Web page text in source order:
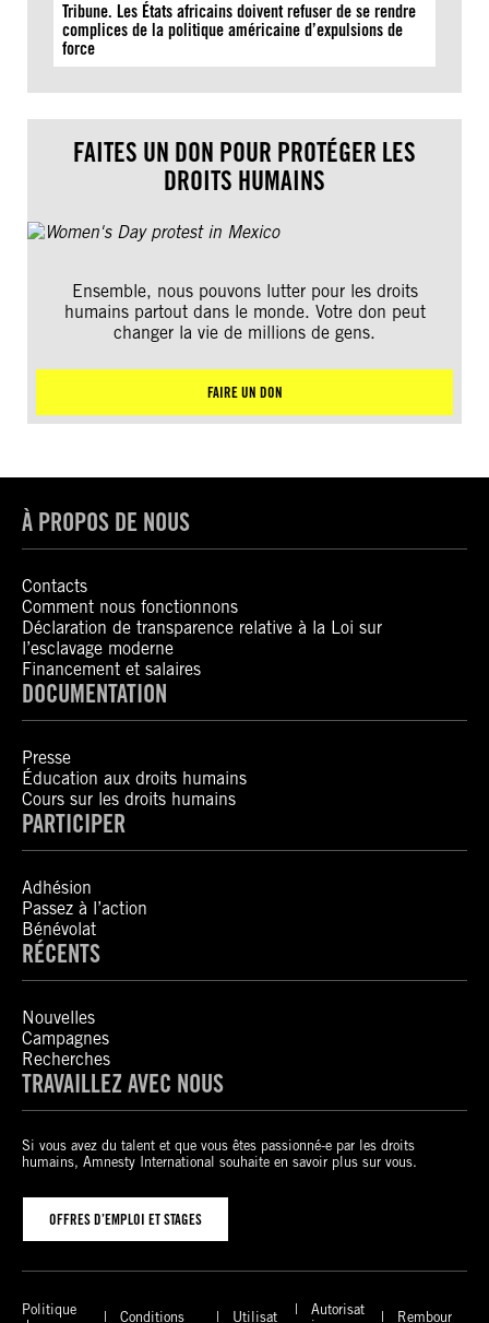
Tribune. Les États africains doivent refuser de se rendre
complices de la politique américaine d’expulsions de
force
FAITES UN DON POUR PROTÉGER LES
DROITS HUMAINS
Ensemble, nous pouvons lutter pour les droits
humains partout dans le monde. Votre don peut
changer la vie de millions de gens.
FAIRE UN DON
À PROPOS DE NOUS
Contacts
Comment nous fonctionnons
Déclaration de transparence relative à la Loi sur
l’esclavage moderne
Financement et salaires
DOCUMENTATION
Presse
Éducation aux droits humains
Cours sur les droits humains
PARTICIPER
Adhésion
Passez à l’action
Bénévolat
RÉCENTS
Nouvelles
Campagnes
Recherches
TRAVAILLEZ AVEC NOUS
Si vous avez du talent et que vous êtes passionné-e par les droits
humains, Amnesty International souhaite en savoir plus sur vous.
OFFRES D’EMPLOI ET STAGES
Politique
Conditions Utilisat
Autorisat
Rembour